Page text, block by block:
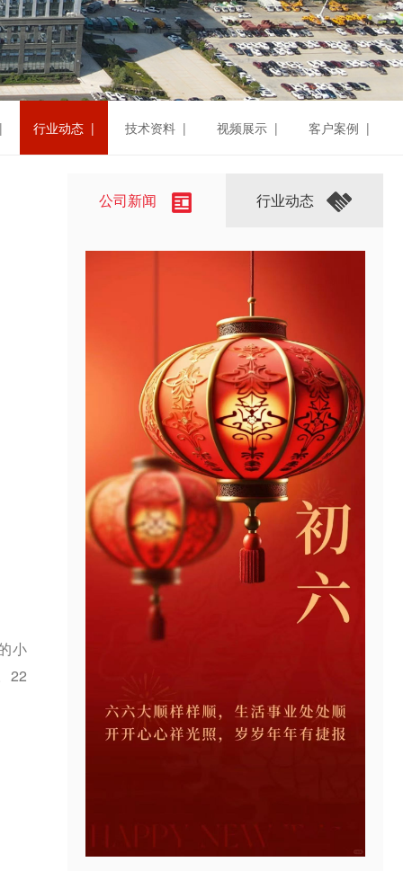
行业动态 | 技术资料 | 视频展示 | 客户案例 |
小
22
公司新闻 行业动态